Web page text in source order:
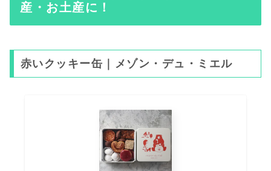
産・お土産に！
赤いクッキー缶｜メゾン・デュ・ミエル